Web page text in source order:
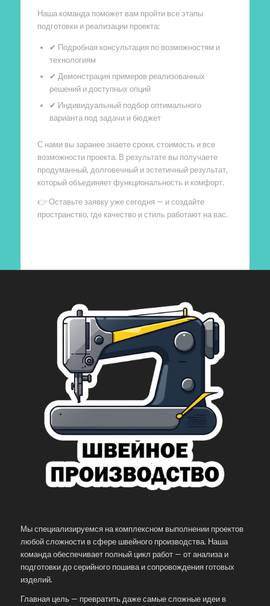
Наша команда поможет вам пройти все этапы
подготовки и реализации проекта:
✔ Подробная консультация по возможностям и
технологиям
✔ Демонстрация примеров реализованных
решений и доступных опций
✔ Индивидуальный подбор оптимального
варианта под задачи и бюджет
С нами вы заранее знаете сроки, стоимость и все
возможности проекта. В результате вы получаете
продуманный, долговечный и эстетичный результат,
который объединяет функциональность и комфорт.
👉 Оставьте заявку уже сегодня — и создайте
пространство, где качество и стиль работают на вас.
Мы специализируемся на комплексном выполнении проектов
любой сложности в сфере швейного производства. Наша
команда обеспечивает полный цикл работ — от анализа и
подготовки до серийного пошива и сопровождения готовых
изделий.
Главная цель — превратить даже самые сложные идеи в